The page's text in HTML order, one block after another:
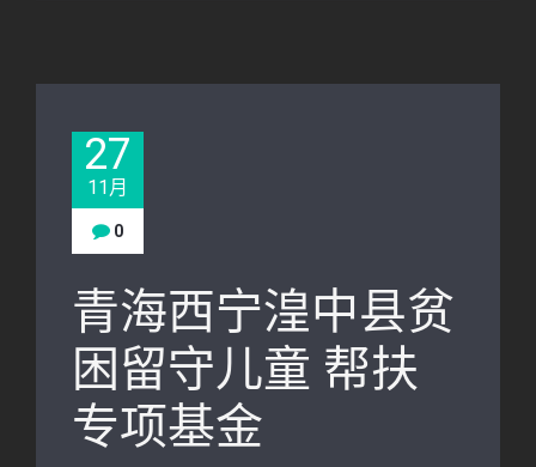
27
11月
0
青海西宁湟中县贫
困留守儿童 帮扶
专项基金